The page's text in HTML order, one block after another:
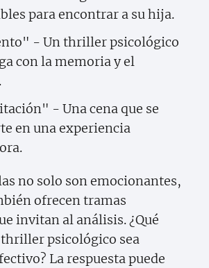
para encontrar a su hija.
- Un thriller psicológico
con la memoria y el
- Una cena que se
en una experiencia
no solo son emocionantes,
ofrecen tramas
invitan al análisis. ¿Qué
thriller psicológico sea
La respuesta puede